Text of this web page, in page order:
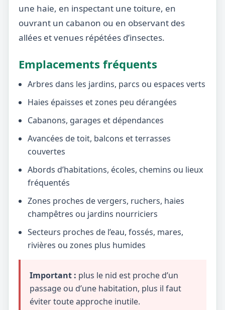
une haie, en inspectant une toiture, en
ouvrant un cabanon ou en observant des
allées et venues répétées d’insectes.
Emplacements fréquents
Arbres dans les jardins, parcs ou espaces verts
Haies épaisses et zones peu dérangées
Cabanons, garages et dépendances
Avancées de toit, balcons et terrasses
couvertes
Abords d’habitations, écoles, chemins ou lieux
fréquentés
Zones proches de vergers, ruchers, haies
champêtres ou jardins nourriciers
Secteurs proches de l’eau, fossés, mares,
rivières ou zones plus humides
Important : plus le nid est proche d’un
passage ou d’une habitation, plus il faut
éviter toute approche inutile.